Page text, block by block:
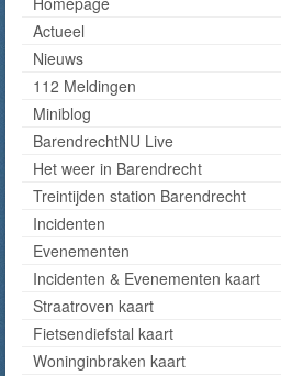
Actueel
Nieuws
112 Meldingen
Miniblog
BarendrechtNU Live
Het weer in Barendrecht
Treintijden station Barendrecht
Incidenten
Evenementen
Incidenten & Evenementen kaart
Straatroven kaart
Fietsendiefstal kaart
Woninginbraken kaart